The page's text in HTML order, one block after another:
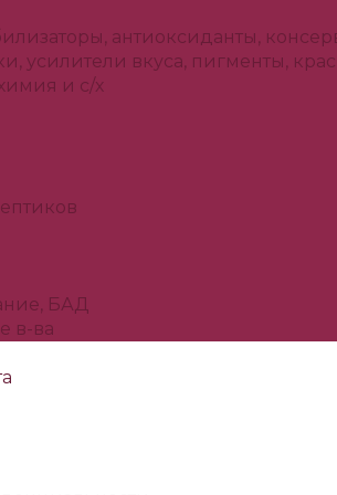
антиоксиданты,
усилители вкуса, пигменты,
и с/х
БАД
в-ва